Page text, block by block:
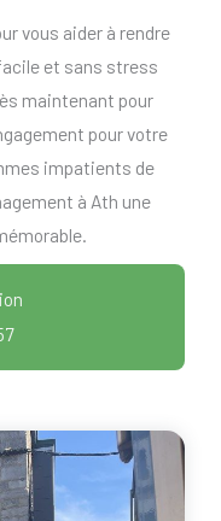
vous aider à rendre
et sans stress
maintenant pour
pour votre
impatients de
à Ath une